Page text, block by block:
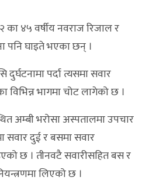
का ४५ वर्षीय नवराज रिजाल र
पनि घाइते भएका छन् ।
पर्दा त्यसमा सवार
भागमा चोट लागेको छ ।
अम्बी भरोसा अस्पतालमा उपचार
दुई र बसमा सवार
छ । तीनवटै सवारीसहित बस र
लिएको छ ।